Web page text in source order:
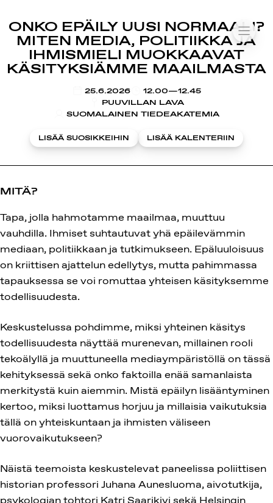
Siirry
sisältöön
SUOMIAREENA
ONKO EPÄILY UUSI NORMAALI?
MITEN MEDIA, POLITIIKKA JA
IHMISMIELI MUOKKAAVAT
KÄSITYKSIÄMME MAAILMASTA
25.6.2026
KLO
12.00—12.45
PUUVILLAN LAVA
SUOMALAINEN TIEDEAKATEMIA
LISÄÄ SUOSIKKEIHIN LISÄÄ KALENTERIIN
MITÄ?
Tapa, jolla hahmotamme maailmaa, muuttuu
vauhdilla. Ihmiset suhtautuvat yhä epäilevämmin
mediaan, politiikkaan ja tutkimukseen. Epäluuloisuus
on kriittisen ajattelun edellytys, mutta pahimmassa
tapauksessa se voi romuttaa yhteisen käsityksemme
todellisuudesta.
Keskustelussa pohdimme, miksi yhteinen käsitys
todellisuudesta näyttää murenevan, millainen rooli
tekoälyllä ja muuttuneella mediaympäristöllä on tässä
kehityksessä sekä onko faktoilla enää samanlaista
merkitystä kuin aiemmin. Mistä epäilyn lisääntyminen
kertoo, miksi luottamus horjuu ja millaisia vaikutuksia
tällä on yhteiskuntaan ja ihmisten väliseen
vuorovaikutukseen?
Näistä teemoista keskustelevat paneelissa poliittisen
historian professori Juhana Aunesluoma, aivotutkija,
psykologian tohtori Katri Saarikivi sekä Helsingin